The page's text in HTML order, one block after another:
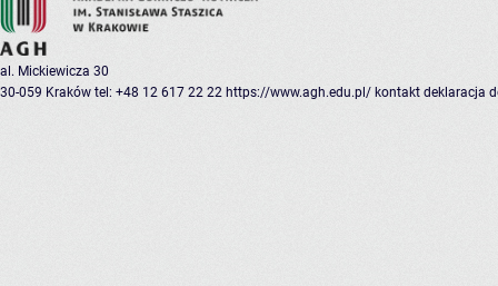
al. Mickiewicza 30
30-059 Kraków tel: +48 12 617 22 22 https://www.agh.edu.pl/ kontakt deklaracja